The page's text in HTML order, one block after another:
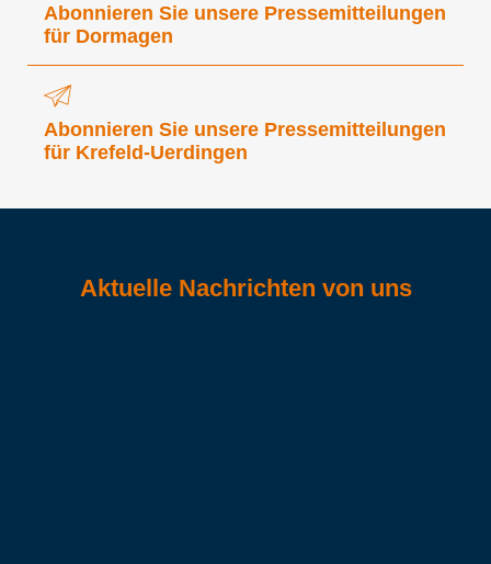
Abonnieren Sie unsere Pressemitteilungen
für Dormagen
Abonnieren Sie unsere Pressemitteilungen
für Krefeld-Uerdingen
Aktuelle Nachrichten von uns